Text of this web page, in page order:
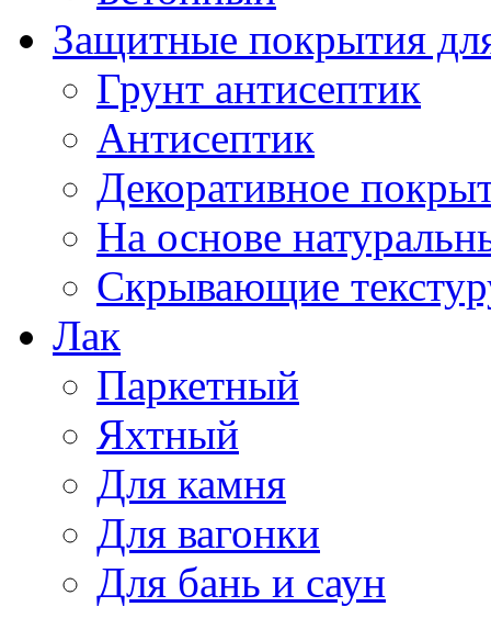
Защитные покрытия
Грунт антисептик
Антисептик
Декоративное
На основе
Скрывающие
Лак
Паркетный
Яхтный
Для камня
Для вагонки
Для бань и саун